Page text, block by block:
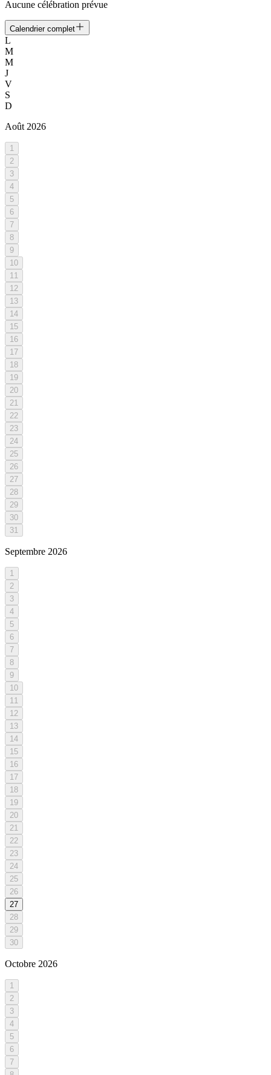
Aucune célébration prévue
Calendrier complet
L
M
M
J
V
S
D
Août 2026
1
2
3
4
5
6
7
8
9
10
11
12
13
14
15
16
17
18
19
20
21
22
23
24
25
26
27
28
29
30
31
Septembre 2026
1
2
3
4
5
6
7
8
9
10
11
12
13
14
15
16
17
18
19
20
21
22
23
24
25
26
27
28
29
30
Octobre 2026
1
2
3
4
5
6
7